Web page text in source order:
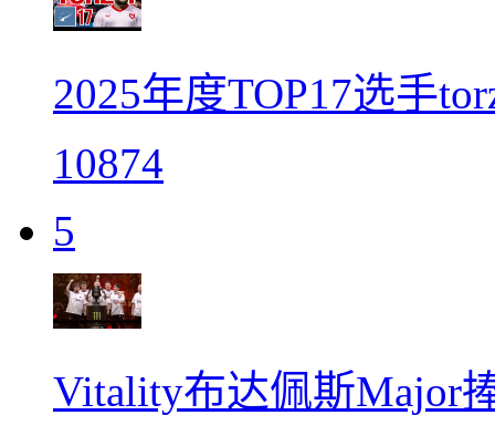
2025年度TOP17选手
10874
5
Vitality布达佩斯Major